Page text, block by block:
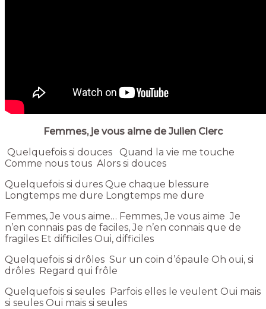
Femmes, je vous aime de Julien Clerc
Quelquefois si douces Quand la vie me touche
Comme nous tous Alors si douces
Quelquefois si dures Que chaque blessure
Longtemps me dure Longtemps me dure
Femmes, Je vous aime… Femmes, Je vous aime Je
n’en connais pas de faciles, Je n’en connais que de
fragiles Et difficiles Oui, difficiles
Quelquefois si drôles Sur un coin d’épaule Oh oui, si
drôles Regard qui frôle
Quelquefois si seules Parfois elles le veulent Oui mais
si seules Oui mais si seules